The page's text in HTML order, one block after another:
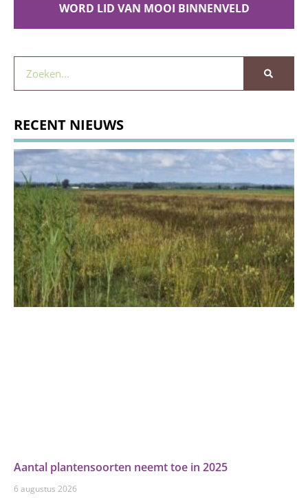
WORD LID VAN MOOI BINNENVELD
RECENT NIEUWS
Aantal plantensoorten neemt toe in 2025
6 augustus 2026